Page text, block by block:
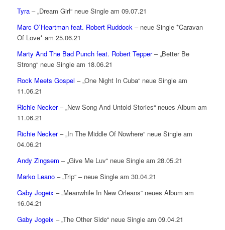
Tyra– „Dream Girl“ neue Single am 09.07.21
Marc O`Heartman feat. Robert Ruddock – neue Single *Caravan
Of Love* am 25.06.21
Marty And The Bad Punch feat. Robert Tepper– „Better Be
Strong“ neue Single am 18.06.21
Rock Meets Gospel – „One Night In Cuba“ neue Single am
11.06.21
Richie Necker– „New Song And Untold Stories“ neues Album am
11.06.21
Richie Necker– „In The Middle Of Nowhere“ neue Single am
04.06.21
Andy Zingsem – „Give Me Luv“ neue Single am 28.05.21
Marko Leano– „Trip“ – neue Single am 30.04.21
Gaby Jogeix – „Meanwhile In New Orleans“ neues Album am
16.04.21
Gaby Jogeix – „The Other Side“ neue Single am 09.04.21